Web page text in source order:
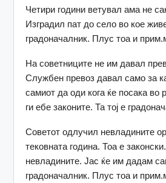
Четири години ветувал ама не
Изградил пат до село во кое
градоначалник. Плус тоа и
На советниците не им давал
Службен превоз давал само за
самиот да оди кога ќе посака
ги ебе законите. Та тој е
Советот одлучил невладините
тековната година. Тоа е
невладините. Јас ќе им дадам
градоначалник. Плус тоа и